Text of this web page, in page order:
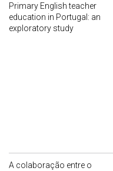
Primary English teacher
education in Portugal: an
exploratory study
A colaboração entre o